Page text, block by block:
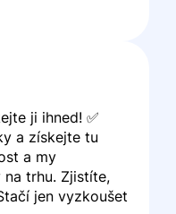
ji ihned! ✅
a získejte tu
a my
trhu. Zjistíte,
jen vyzkoušet